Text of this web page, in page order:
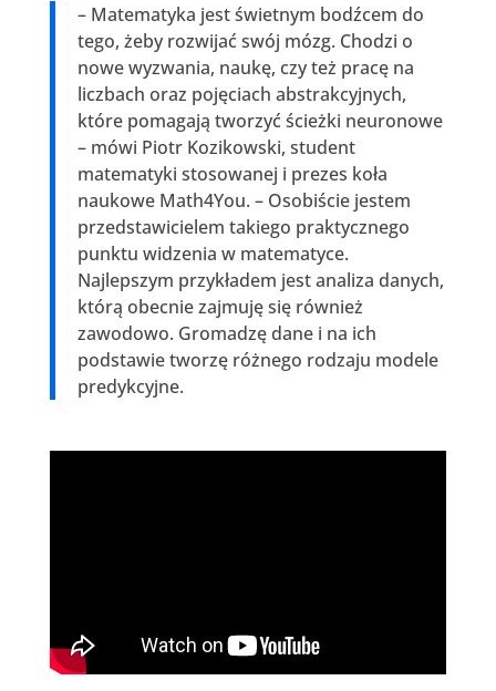
– Matematyka jest świetnym bodźcem do
tego, żeby rozwijać swój mózg. Chodzi o
nowe wyzwania, naukę, czy też pracę na
liczbach oraz pojęciach abstrakcyjnych,
które pomagają tworzyć ścieżki neuronowe
– mówi Piotr Kozikowski, student
matematyki stosowanej i prezes koła
naukowe Math4You. – Osobiście jestem
przedstawicielem takiego praktycznego
punktu widzenia w matematyce.
Najlepszym przykładem jest analiza danych,
którą obecnie zajmuję się również
zawodowo. Gromadzę dane i na ich
podstawie tworzę różnego rodzaju modele
predykcyjne.